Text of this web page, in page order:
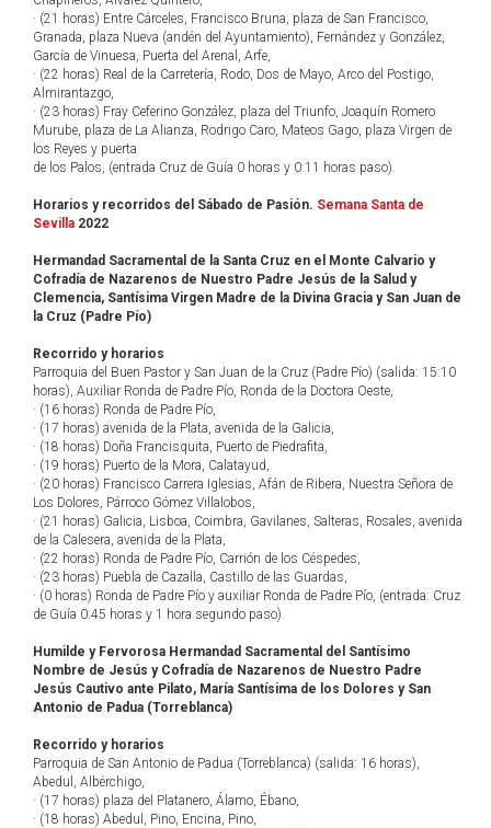
· (21 horas) Entre Cárceles, Francisco Bruna, plaza de San Francisco,
Granada, plaza Nueva (andén del Ayuntamiento), Fernández y González,
García de Vinuesa, Puerta del Arenal, Arfe,
· (22 horas) Real de la Carretería, Rodo, Dos de Mayo, Arco del Postigo,
Almirantazgo,
· (23 horas) Fray Ceferino González, plaza del Triunfo, Joaquín Romero
Murube, plaza de La Alianza, Rodrigo Caro, Mateos Gago, plaza Virgen de
los Reyes y puerta
de los Palos, (entrada Cruz de Guía 0 horas y 0:11 horas paso).
Horarios y recorridos del Sábado de Pasión. Semana Santa de
Sevilla 2022
Hermandad Sacramental de la Santa Cruz en el Monte Calvario y
Cofradía de Nazarenos de Nuestro Padre Jesús de la Salud y
Clemencia, Santísima Virgen Madre de la Divina Gracia y San Juan de
la Cruz (Padre Pío)
Recorrido y horarios
Parroquia del Buen Pastor y San Juan de la Cruz (Padre Pío) (salida: 15:10
horas), Auxiliar Ronda de Padre Pío, Ronda de la Doctora Oeste,
· (16 horas) Ronda de Padre Pío,
· (17 horas) avenida de la Plata, avenida de la Galicia,
· (18 horas) Doña Francisquita, Puerto de Piedrafita,
· (19 horas) Puerto de la Mora, Calatayud,
· (20 horas) Francisco Carrera Iglesias, Afán de Ribera, Nuestra Señora de
Los Dolores, Párroco Gómez Villalobos,
· (21 horas) Galicia, Lisboa, Coimbra, Gavilanes, Salteras, Rosales, avenida
de la Calesera, avenida de la Plata,
· (22 horas) Ronda de Padre Pío, Carrión de los Céspedes,
· (23 horas) Puebla de Cazalla, Castillo de las Guardas,
· (0 horas) Ronda de Padre Pío y auxiliar Ronda de Padre Pío, (entrada: Cruz
de Guía 0:45 horas y 1 hora segundo paso).
Humilde y Fervorosa Hermandad Sacramental del Santísimo
Nombre de Jesús y Cofradía de Nazarenos de Nuestro Padre
Jesús Cautivo ante Pilato, María Santísima de los Dolores y San
Antonio de Padua (Torreblanca)
Recorrido y horarios
Parroquia de San Antonio de Padua (Torreblanca) (salida: 16 horas),
Abedul, Albérchigo,
· (17 horas) plaza del Platanero, Álamo, Ébano,
· (18 horas) Abedul, Pino, Encina, Pino,